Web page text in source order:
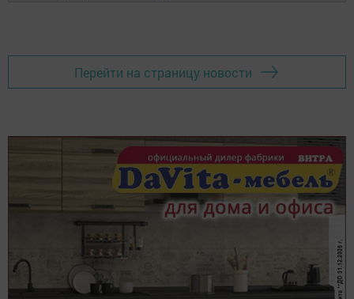
Перейти на страницу новости